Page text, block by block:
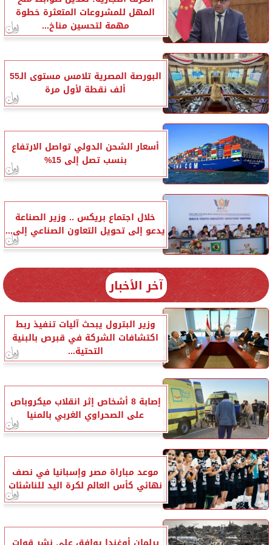
المهل للمشروعات المتعثرة خطوة
مهمة لتحسين مناخ...
البورصة المصرية تلامس مستوى الـ55
ألف نقطة لأول مرة
أسعار الشحن الدولي تواصل الارتفاع
بنسب تصل إلى 15%
خلال اجتماع بريكس .. وزير الصناعة
يدعو إلى تحويل التعاون الصناعي إلى...
آخر الأخبار
وزير البترول يبحث آليات تنفيذ ربط
اكتشافات الشركة في قبرص بالبنية
التحتية...
إصابة 8 أشخاص إثر انقلاب ميكروباص
على الصحراوي الغربي بالمنيا
موعد مباراة مصر وإسبانيا في نصف
نهائي كأس العالم لكرة اليد للناشئات